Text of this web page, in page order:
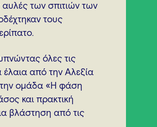
αυλές των σπιτιών των
τους
όλες τις
από την Αλεξία
την ομάδα «Η φάση
και πρακτική
βλάστηση από τις